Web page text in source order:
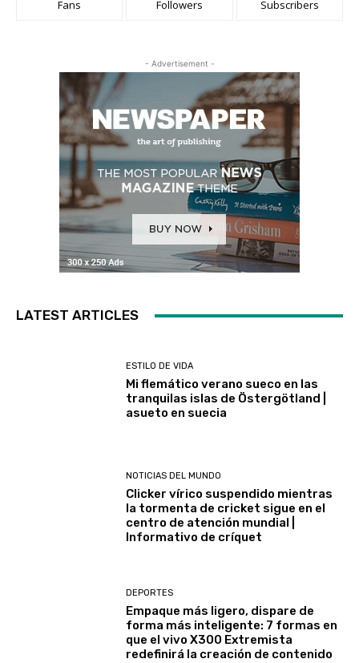
Fans Followers Subscribers
- Advertisement -
LATEST ARTICLES
ESTILO DE VIDA
Mi flemático verano sueco en las
tranquilas islas de Östergötland |
asueto en suecia
NOTICIAS DEL MUNDO
Clicker vírico suspendido mientras
la tormenta de cricket sigue en el
centro de atención mundial |
Informativo de críquet
DEPORTES
Empaque más ligero, dispare de
forma más inteligente: 7 formas en
que el vivo X300 Extremista
redefinirá la creación de contenido